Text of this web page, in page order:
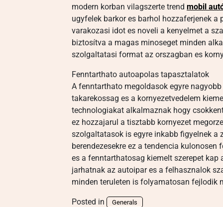
modern korban vilagszerte trend mobil
ugyfelek barkor es barhol hozzaferjenek
varakozasi idot es noveli a kenyelmet a
biztosítva a magas minoseget minden
szolgaltatasi format az orszagban es
Fenntarthato autoapolas tapasztalatok
A fenntarthato megoldasok egyre
takarekossag es a kornyezetvedelem
technologiakat alkalmaznak hogy
ez hozzajarul a tisztabb kornyezet
szolgaltatasok is egyre inkabb figyelnek a
berendezesekre ez a tendencia
es a fenntarthatosag kiemelt szerepet
jarhatnak az autoipar es a felhasznalok
minden teruleten is folyamatosan fejlodik
Posted in Generals